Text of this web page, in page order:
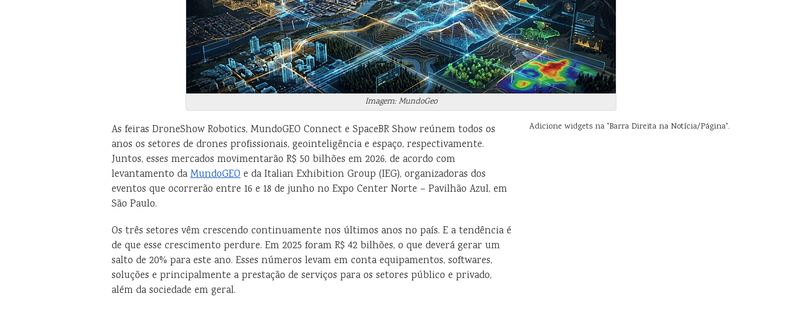
Imagem: MundoGeo
As feiras DroneShow Robotics, MundoGEO Connect e SpaceBR Show reúnem todos os
anos os setores de drones profissionais, geointeligência e espaço, respectivamente.
Juntos, esses mercados movimentarão R$ 50 bilhões em 2026, de acordo com
levantamento da MundoGEO e da Italian Exhibition Group (IEG), organizadoras dos
eventos que ocorrerão entre 16 e 18 de junho no Expo Center Norte – Pavilhão Azul, em
São Paulo.
Os três setores vêm crescendo continuamente nos últimos anos no país. E a tendência é
de que esse crescimento perdure. Em 2025 foram R$ 42 bilhões, o que deverá gerar um
salto de 20% para este ano. Esses números levam em conta equipamentos, softwares,
soluções e principalmente a prestação de serviços para os setores público e privado,
além da sociedade em geral.
Adicione widgets na "Barra Direita na Notícia/Página".